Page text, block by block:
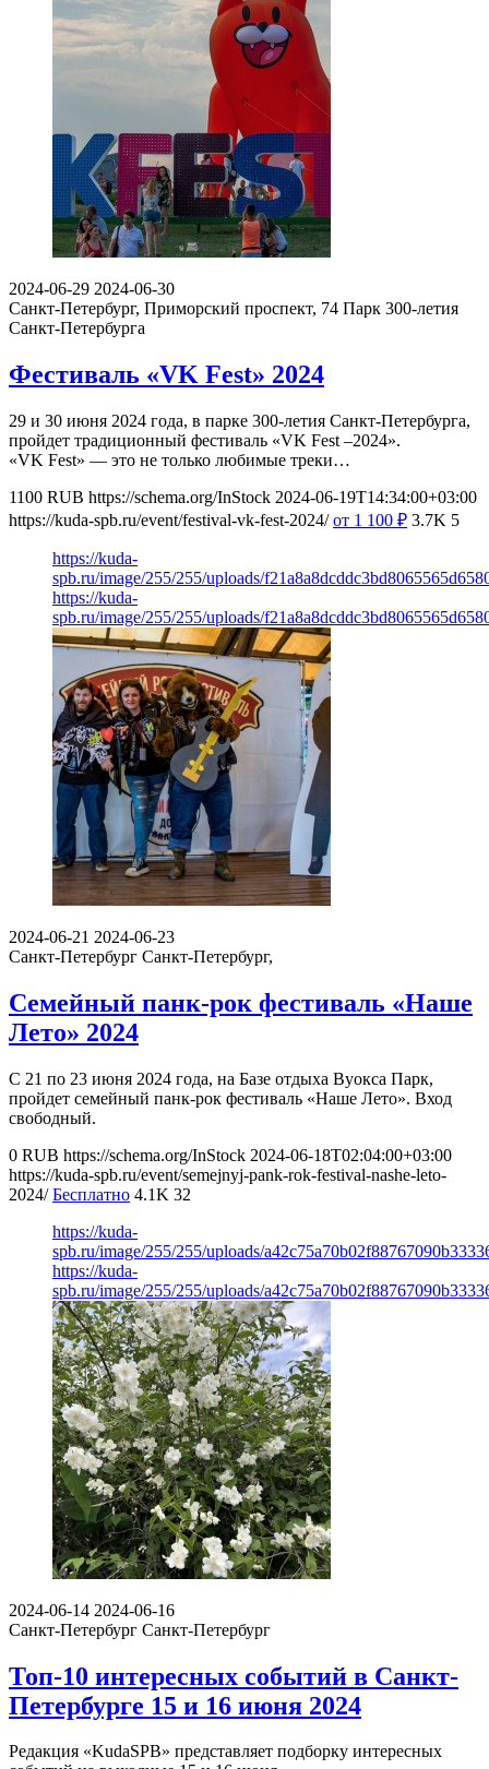
2024-06-29 2024-06-30
Санкт-Петербург, Приморский проспект, 74 Парк 300-летия
Санкт-Петербурга
Фестиваль «VK Fest» 2024
29 и 30 июня 2024 года, в парке 300-летия Санкт-Петербурга,
пройдет традиционный фестиваль «VK Fest –2024».
«VK Fest» — это не только любимые треки…
1100 RUB https://schema.org/InStock 2024-06-19T14:34:00+03:00
https://kuda-spb.ru/event/festival-vk-fest-2024/ от 1 100 ₽ 3.7K 5
https://kuda-
spb.ru/image/255/255/uploads/
https://kuda-
spb.ru/image/255/255/uploads/
2024-06-21 2024-06-23
Санкт-Петербург Санкт-Петербург,
Семейный панк-рок фестиваль «Наше
Лето» 2024
С 21 по 23 июня 2024 года, на Базе отдыха Вуокса Парк,
пройдет семейный панк-рок фестиваль «Наше Лето». Вход
свободный.
0 RUB https://schema.org/InStock 2024-06-18T02:04:00+03:00
https://kuda-spb.ru/event/semejnyj-pank-rok-festival-nashe-leto-
2024/ Бесплатно 4.1K 32
https://kuda-
spb.ru/image/255/255/uploads/
https://kuda-
spb.ru/image/255/255/uploads/
2024-06-14 2024-06-16
Санкт-Петербург Санкт-Петербург
Топ-10 интересных событий в Санкт-
Петербурге 15 и 16 июня 2024
Редакция «KudaSPB» представляет подборку интересных